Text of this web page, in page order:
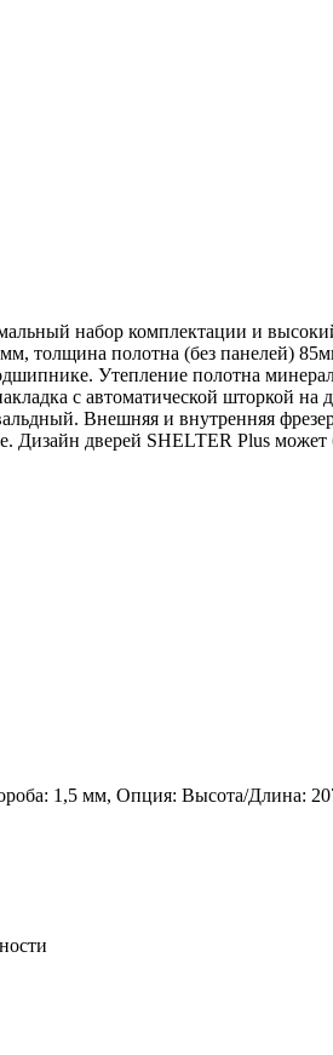
набор комплектации и
толщина полотна (без панелей)
Утепление полотна
с автоматической шторкой
Внешняя и внутренняя
дверей SHELTER Plus может
1,5 мм, Опция: Высота/Длина: